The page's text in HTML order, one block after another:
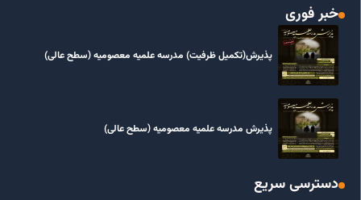
خبر فوری
پذیرش(تکمیل ظرفیت) مدرسه علمیه معصومیه‌ (سطح عالی)
پذیرش مدرسه علمیه معصومیه‌ (سطح عالی)
دسترسی سریع